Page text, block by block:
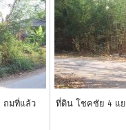
ถมที่แล้ว
ที่ดิน โชคชัย 4 แย